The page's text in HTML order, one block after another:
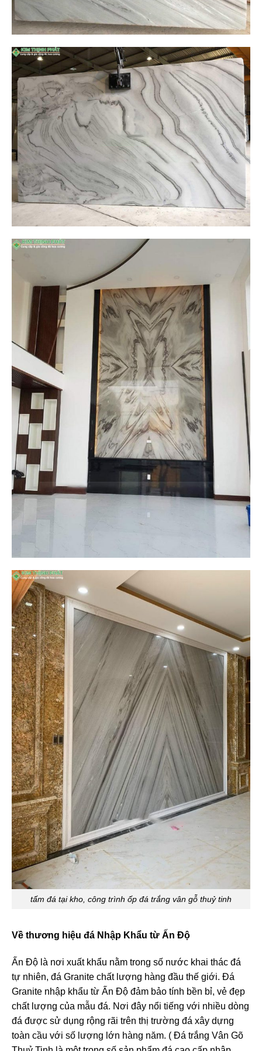
tấm đá tại kho, công trình ốp đá trắng vân gỗ thuỷ tinh
Về thương hiệu đá Nhập Khẩu từ Ấn Độ
Ấn Độ là nơi xuất khẩu nằm trong số nước khai thác đá
tự nhiên, đá Granite chất lượng hàng đầu thế giới. Đá
Granite nhập khẩu từ Ấn Độ đảm bảo tính bền bỉ, vẻ đẹp
chất lượng của mẫu đá. Nơi đây nổi tiếng với nhiều dòng
đá được sử dụng rộng rãi trên thị trường đá xây dựng
toàn cầu với số lượng lớn hàng năm. ( Đá trắng Vân Gõ